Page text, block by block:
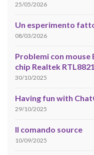
25/05/2026
Un esperimento
08/03/2026
Problemi con
chip Realtek
30/10/2025
Having fun with
29/10/2025
Il comando source
10/09/2025